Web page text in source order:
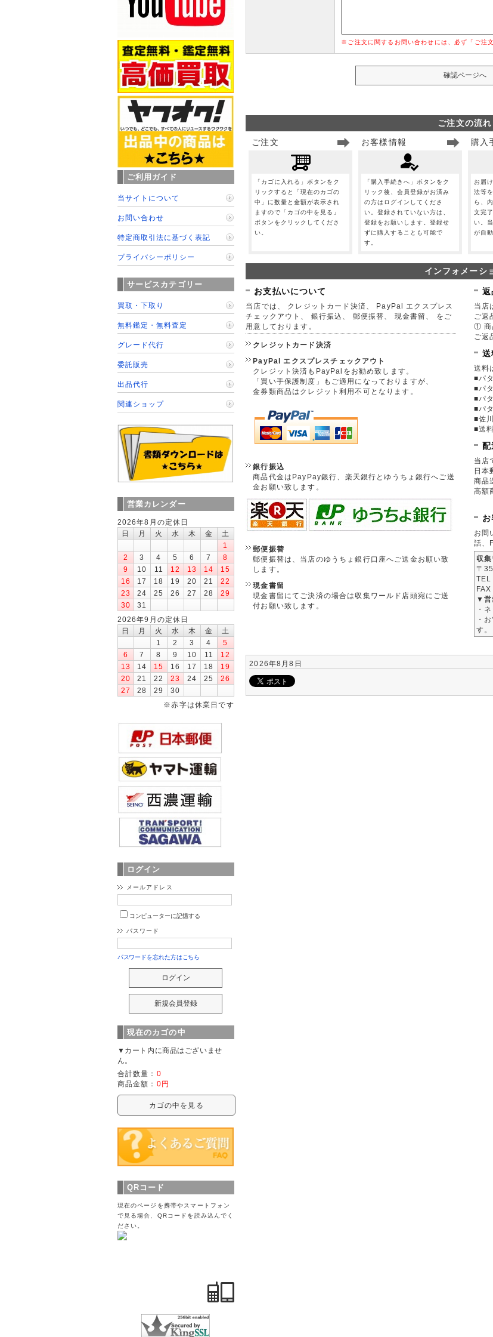
※ご注文に関するお問い合わせには、必ず「ご注
ご注文の流れ
ご注文
「カゴに入れる」ボタンをク
リックすると「現在のカゴの
中」に数量と金額が表示され
ますので「カゴの中を見る」
ボタンをクリックしてくださ
い。
お客様情報
「購入手続きへ」ボタンをク
リック後、会員登録がお済み
の方はログインしてくださ
い。登録されていない方は、
登録をお願いします。登録せ
ずに購入することも可能で
す。
購入
お届
法等
ら、
文完
い。
が自
インフォメーシ
お支払いについて
当店では、 クレジットカード決済、 PayPal エクスプレス
チェックアウト、 銀行振込、 郵便振替、 現金書留、 をご
用意しております。
クレジットカード決済
PayPal エクスプレスチェックアウト
クレジット決済もPayPalをお勧め致します。
「買い手保護制度」もご適用になっておりますが、
金券類商品はクレジット利用不可となります。
銀行振込
商品代金はPayPay銀行、楽天銀行とゆうちょ銀行へご送
金お願い致します。
郵便振替
郵便振替は、当店のゆうちょ銀行口座へご送金お願い致
します。
現金書留
現金書留にてご決済の場合は収集ワールド店頭宛にご送
付お願い致します。
返
当店
ご返
① 商
ご返
送
送料
■パ
■パ
■パ
■パ
■佐
■送
配
当店
日本
商品
高額
お問
話、
収集
〒
▼営
・
・
す。
2026年8月8日
ご利用ガイド
当サイトについて
お問い合わせ
特定商取引法に基づく表記
プライバシーポリシー
サービスカテゴリー
買取・下取り
無料鑑定・無料査定
グレード代行
委託販売
出品代行
関連ショップ
営業カレンダー
2026年8月の定休日
日
月 火 水 木 金
土
1
2
3 4 5 6 7
8
9
10 11 12 13 14
15
16
17 18 19 20 21
22
23
24 25 26 27 28
29
30
31
2026年9月の定休日
日
月 火 水 木 金
土
1
2 3 4
5
6
7 8 9 10 11
12
13
14 15 16 17 18
19
20
21 22 23 24 25
26
27
28 29
30
※赤字は休業日です
ログイン
メールアドレス
コンピューターに記憶する
パスワード
パスワードを忘れた方はこちら
現在のカゴの中
▼カート内に商品はございませ
ん。
合計数量： 0
商品金額： 0円
カゴの中を見る
QRコード
現在のページを携帯やスマートフォン
で見る場合、QRコードを読み込んでく
ださい。